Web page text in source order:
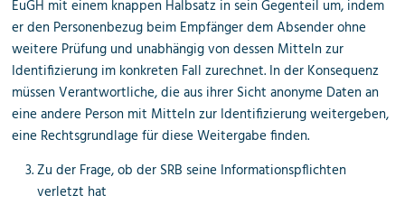
EuGH mit einem knappen Halbsatz in sein Gegenteil um, indem
er den Personenbezug beim Empfänger dem Absender ohne
weitere Prüfung und unabhängig von dessen Mitteln zur
Identifizierung im konkreten Fall zurechnet. In der Konsequenz
müssen Verantwortliche, die aus ihrer Sicht anonyme Daten an
eine andere Person mit Mitteln zur Identifizierung weitergeben,
eine Rechtsgrundlage für diese Weitergabe finden.
Zu der Frage, ob der SRB seine Informationspflichten
verletzt hat